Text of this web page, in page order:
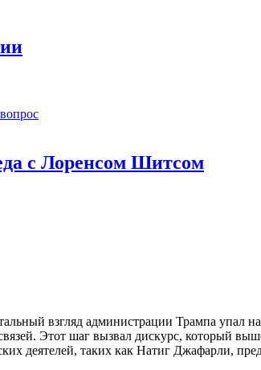
с Лоренсом Шитсом
взгляд администрации Трампа
Этот шаг вызвал дискурс, который
деятелей, таких как Натиг Джафарли,